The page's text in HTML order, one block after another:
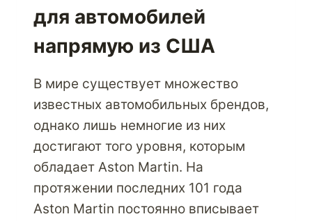
для автомобилей
напрямую из США
В мире существует множество
известных автомобильных брендов,
однако лишь немногие из них
достигают того уровня, которым
обладает Aston Martin. На
протяжении последних 101 года
Aston Martin постоянно вписывает